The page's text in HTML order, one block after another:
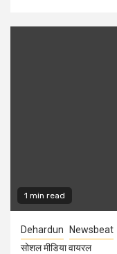
1 min read
Dehardun Newsbeat
सोशल मीडिया वायरल